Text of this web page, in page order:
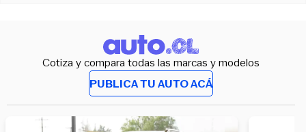
Cotiza y compara todas las marcas y modelos
PUBLICA TU AUTO ACÁ